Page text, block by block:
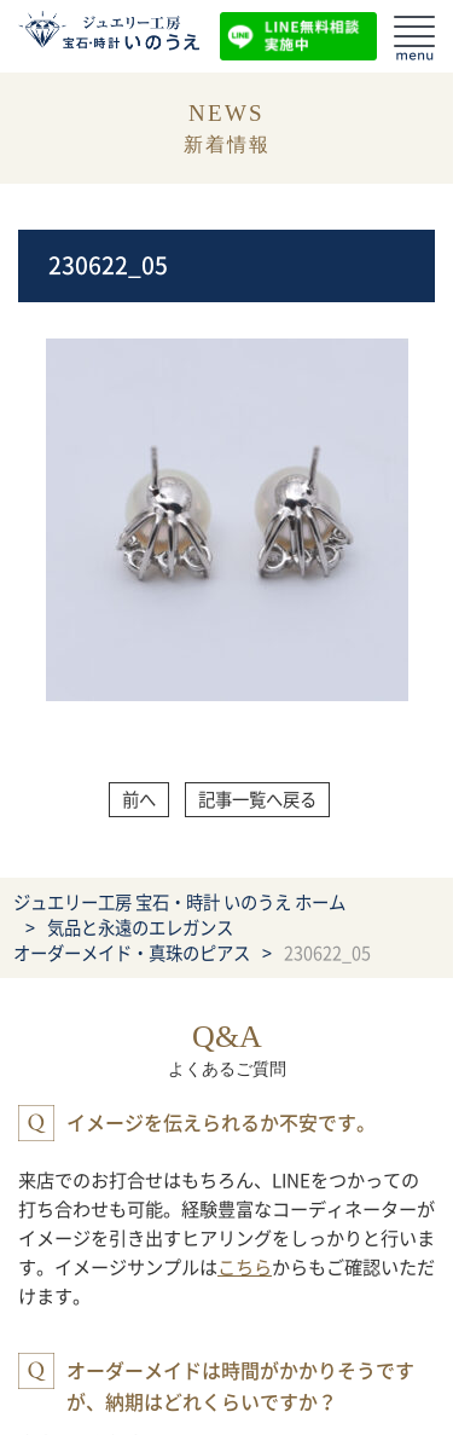
NEWS
新着情報
230622_05
前へ 記事一覧へ戻る
ジュエリー工房 宝石・時計 いのうえ ホーム
気品と永遠のエレガンス
オーダーメイド・真珠のピアス
230622_05
Q&A
よくあるご質問
イメージを伝えられるか不安です。
来店でのお打合せはもちろん、LINEをつかっての
打ち合わせも可能。経験豊富なコーディネーターが
イメージを引き出すヒアリングをしっかりと行いま
す。イメージサンプルはこちらからもご確認いただ
けます。
オーダーメイドは時間がかかりそうです
が、納期はどれくらいですか？